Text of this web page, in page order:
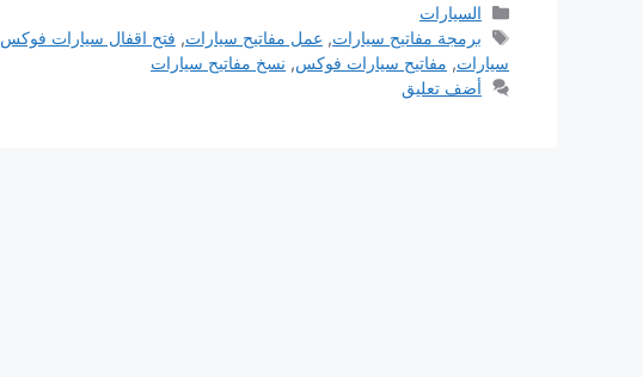
التصنيفات
السيارات
الوسوم
برمجة مفاتيح سيارات, عمل مفاتيح سيارات, فتح اقفال سيارات فوكس
سيارات, مفاتيح سيارات فوكس, نسخ مفاتيح سيارات
أضف تعليق